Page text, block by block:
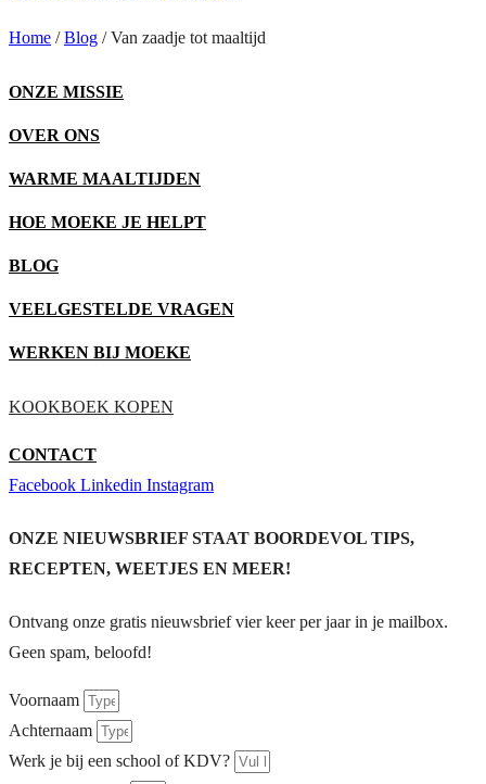
Home /Blog /Van zaadje tot maaltijd
ONZE MISSIE
OVER ONS
WARME MAALTIJDEN
HOE MOEKE JE HELPT
BLOG
VEELGESTELDE VRAGEN
WERKEN BIJ MOEKE
KOOKBOEK KOPEN
CONTACT
Facebook Linkedin Instagram
ONZE NIEUWSBRIEF STAAT BOORDEVOL TIPS,
RECEPTEN, WEETJES EN MEER!
Ontvang onze gratis nieuwsbrief vier keer per jaar in je mailbox.
Geen spam, beloofd!
Voornaam
Achternaam
Werk je bij een school of KDV?